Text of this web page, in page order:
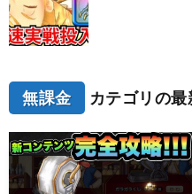
無課金 カテゴリの